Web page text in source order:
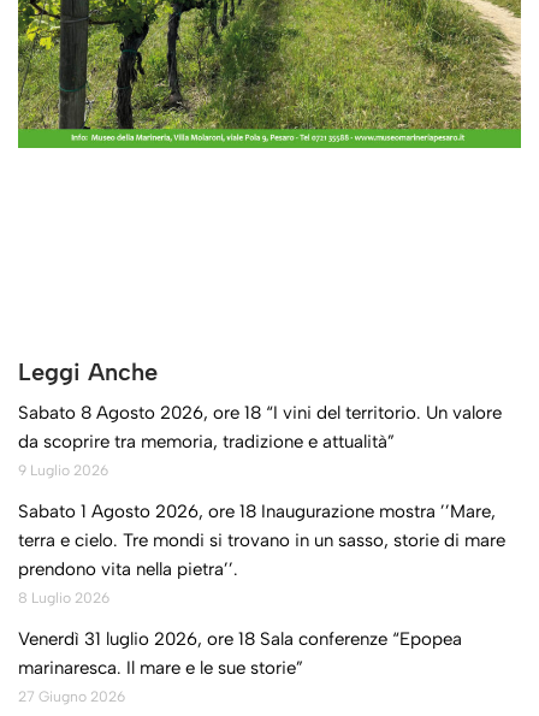
Leggi Anche
Sabato 8 Agosto 2026, ore 18 “I vini del territorio. Un valore
da scoprire tra memoria, tradizione e attualità”
9 Luglio 2026
Sabato 1 Agosto 2026, ore 18 Inaugurazione mostra ’’Mare,
terra e cielo. Tre mondi si trovano in un sasso, storie di mare
prendono vita nella pietra’’.
8 Luglio 2026
Venerdì 31 luglio 2026, ore 18 Sala conferenze “Epopea
marinaresca. Il mare e le sue storie”
27 Giugno 2026